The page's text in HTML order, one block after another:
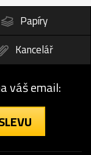
Papíry
Kancelář
váš email: